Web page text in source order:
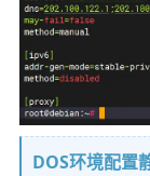
DOS环境配置